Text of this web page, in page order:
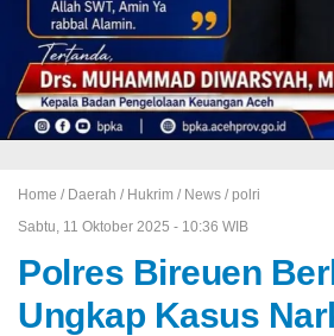
Home / Daerah / Hukrim / News / polri
Sabtu, 11 Oktober 2025 - 10:36 WIB
Polres Bireuen
Ungkap Kasus